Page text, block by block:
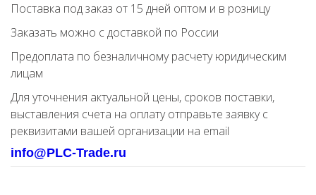
Поставка под заказ от 15 дней оптом и в розницу
Заказать можно с доставкой по России
Предоплата по безналичному расчету юридическим
лицам
Для уточнения актуальной цены, сроков поставки,
выставления счета на оплату отправьте заявку с
реквизитами вашей организации на email
info@PLC-Trade.ru